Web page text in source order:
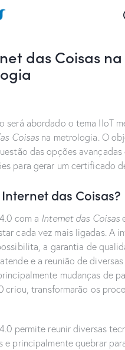
das Coisas na
será abordado o tema IIoT
Coisas na metrologia. O
das opções
para gerar um certificado
das Coisas?
com a Internet das Coisas
cada vez mais ligadas. A
a garantia de
e a reunião de
mudanças de
criou, transformarão os
permite reunir diversas
principalmente quebrar